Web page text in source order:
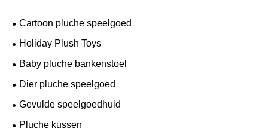
Cartoon pluche speelgoed
Holiday Plush Toys
Baby pluche bankenstoel
Dier pluche speelgoed
Gevulde speelgoedhuid
Pluche kussen